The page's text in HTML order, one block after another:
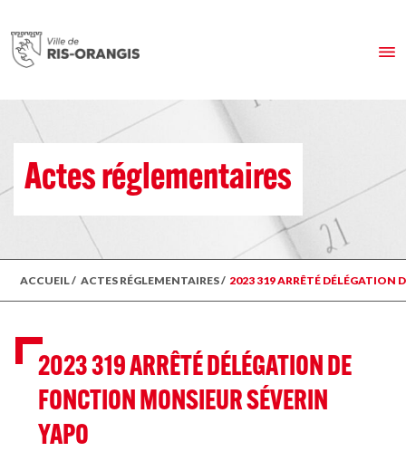
Actes réglementaires
ACCUEIL/ ACTES RÉGLEMENTAIRES/ 2023 319 ARRÊTÉ DÉLÉGATION
2023 319 ARRÊTÉ DÉLÉGATION DE
FONCTION MONSIEUR SÉVERIN
YAPO